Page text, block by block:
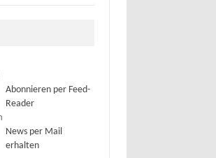
Abonnieren per Feed-
Reader
News per Mail
erhalten